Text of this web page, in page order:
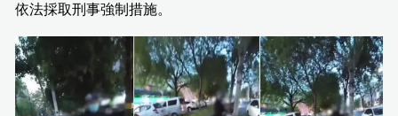
依法採取刑事強制措施。